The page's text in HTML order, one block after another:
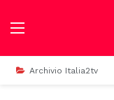
Archivio Italia2tv